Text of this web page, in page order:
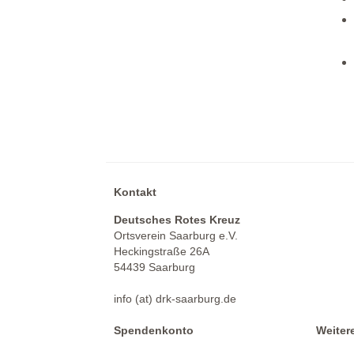
Kontakt
Deutsches Rotes Kreuz
Ortsverein Saarburg e.V.
Heckingstraße 26A
54439 Saarburg
info (at) drk-saarburg.de
Spendenkonto